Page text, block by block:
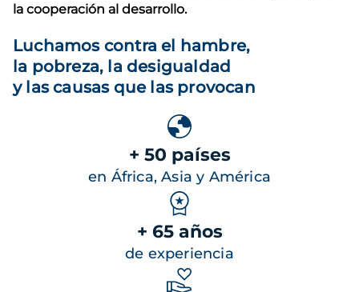
la cooperación al desarrollo.
Luchamos contra el hambre,
la pobreza, la desigualdad
y las causas que las provocan
+ 50 países
en África, Asia y América
+ 65 años
de experiencia